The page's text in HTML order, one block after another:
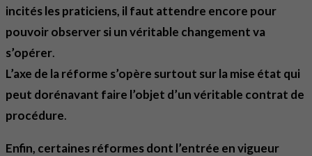
incités les praticiens, il faut attendre encore pour
pouvoir observer si un véritable changement va
s’opérer.
L’axe de la réforme s’opère surtout sur la mise état qui
peut dorénavant faire l’objet d’un véritable contrat de
procédure.
Enfin, certaines réformes dont l’entrée en vigueur